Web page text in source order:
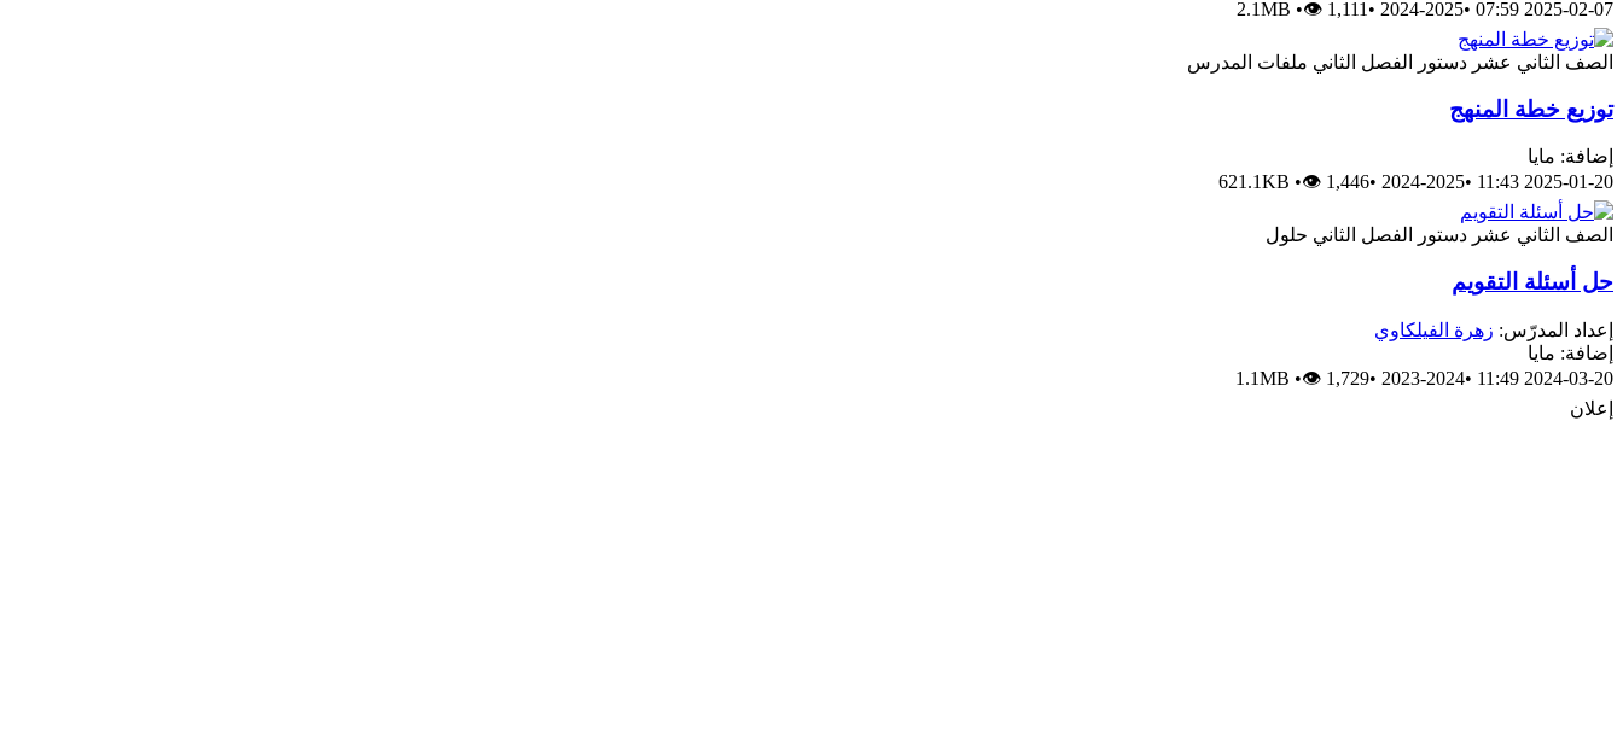
2025-02-07 07:59
•
2024-2025
•
2.1MB •👁 1,111
الصف الثاني عشر دستور الفصل الثاني ملفات المدرس
توزيع خطة المنهج
إضافة: مايا
2025-01-20 11:43
•
2024-2025
•
621.1KB •👁 1,446
الصف الثاني عشر دستور الفصل الثاني حلول
حل أسئلة التقويم
إعداد المدرّس: زهرة الفيلكاوي
إضافة: مايا
2024-03-20 11:49
•
2023-2024
•
1.1MB •👁 1,729
إعلان